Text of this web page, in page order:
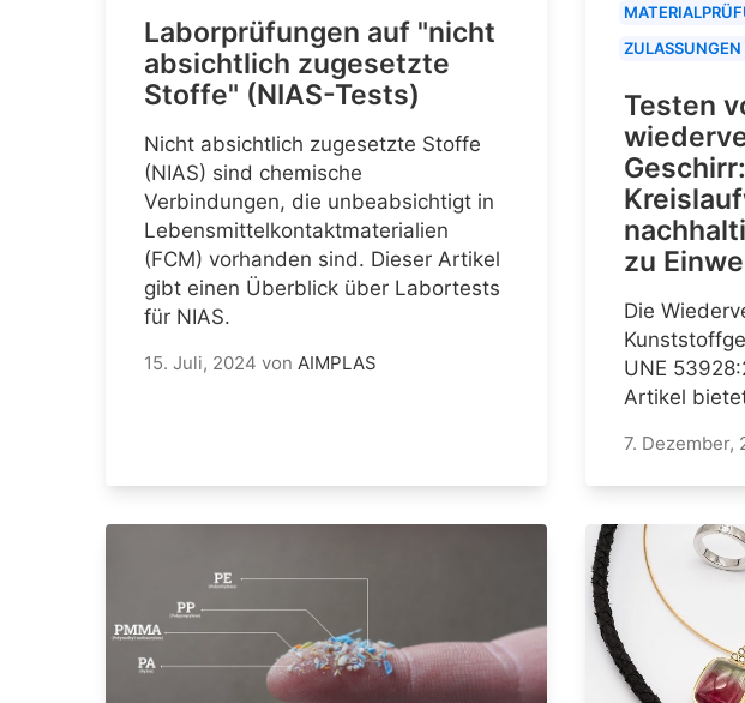
Laborprüfungen auf "nicht
absichtlich zugesetzte
Stoffe" (NIAS-Tests)
Nicht absichtlich zugesetzte Stoffe
(NIAS) sind chemische
Verbindungen, die unbeabsichtigt in
Lebensmittelkontaktmaterialien
(FCM) vorhanden sind. Dieser Artikel
gibt einen Überblick über Labortests
für NIAS.
15. Juli, 2024 von AIMPLAS
Testen
zu
Die
UNE
Artikel
7. Dezember,